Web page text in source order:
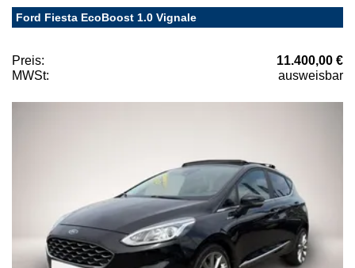
Ford Fiesta EcoBoost 1.0 Vignale
Preis:
11.400,00 €
MWSt:
ausweisbar